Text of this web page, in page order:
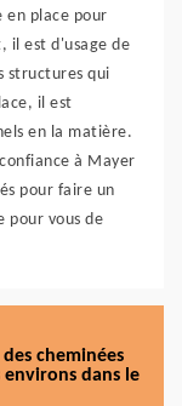
en place pour
il est d'usage de
structures qui
il est
en la matière.
à Mayer
pour faire un
pour vous de
cheminées
environs dans le